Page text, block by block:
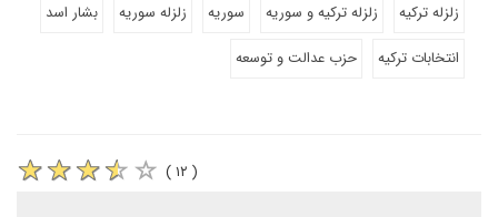
زلزله ترکیه
زلزله ترکیه و سوریه سوریه زلزله سوریه
بشار اسد
انتخابات ترکیه
حزب عدالت و توسعه
( ۱۲ )